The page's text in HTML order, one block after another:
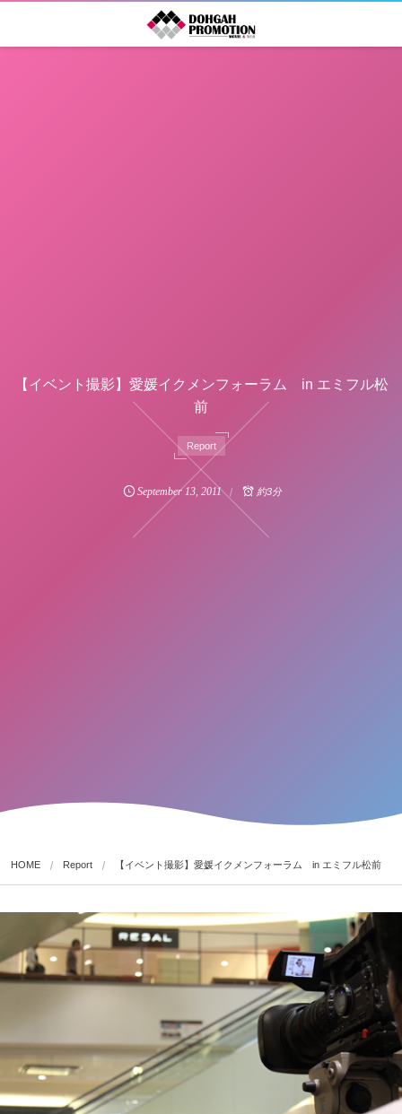
【イベント撮影】愛媛イクメンフォーラム in エミフル松
前
Report
September 13 ,2011 約3分
HOME Report 【イベント撮影】愛媛イクメンフォーラム in エミフル松前